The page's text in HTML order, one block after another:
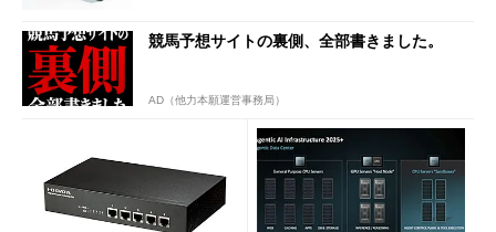
競馬予想サイトの裏側、全部書きました。
AD（他力本願運営事務局）